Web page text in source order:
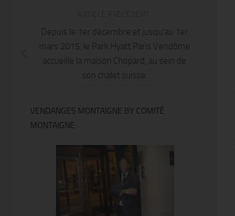
Depuis le 1er décembre et jusqu’au 1er
mars 2015, le Park Hyatt Paris Vendôme
accueille la maison Chopard, au sein de
son chalet suisse.
VENDANGES MONTAIGNE BY COMITÉ
MONTAIGNE